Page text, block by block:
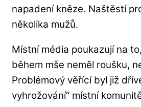
napadení kněze. Naštěstí
několika mužů.
Místní média poukazují na
během mše neměl roušku,
Problémový věřící byl již
vyhrožování“ místní